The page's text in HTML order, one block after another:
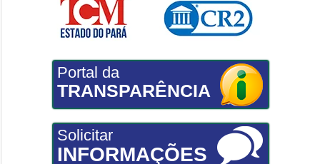
Portal da
TRANSPARÊNCIA
Solicitar
INFORMAÇÕES